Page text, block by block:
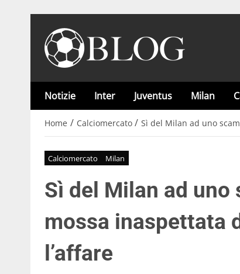
Notizie Inter Juventus Milan
Home / Calciomercato / Sì del Milan ad uno
Calciomercato Milan
Sì del Milan ad
mossa inaspettata
l’affare